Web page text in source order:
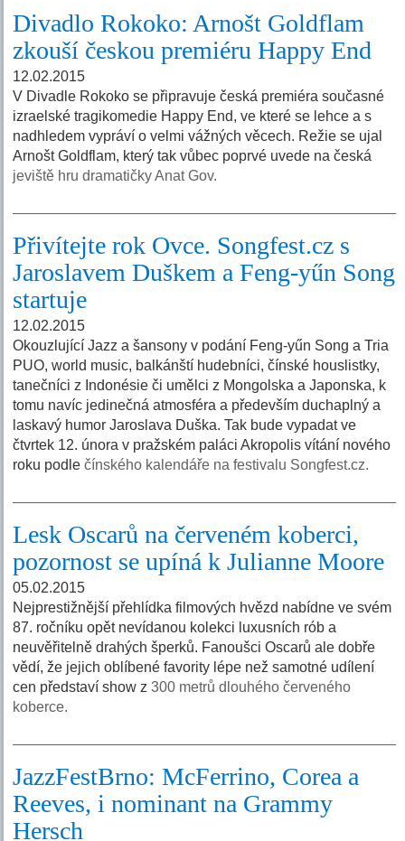
Divadlo Rokoko: Arnošt Goldflam
zkouší českou premiéru Happy End
12.02.2015
V Divadle Rokoko se připravuje česká premiéra současné
izraelské tragikomedie Happy End, ve které se lehce a s
nadhledem vypráví o velmi vážných věcech. Režie se ujal
Arnošt Goldflam, který tak vůbec poprvé uvede na česká
jeviště hru dramatičky Anat Gov.
Přivítejte rok Ovce. Songfest.cz s
Jaroslavem Duškem a Feng-yűn Song
startuje
12.02.2015
Okouzlující Jazz a šansony v podání Feng-yűn Song a Tria
PUO, world music, balkánští hudebníci, čínské houslistky,
tanečníci z Indonésie či umělci z Mongolska a Japonska, k
tomu navíc jedinečná atmosféra a především duchaplný a
laskavý humor Jaroslava Duška. Tak bude vypadat ve
čtvrtek 12. února v pražském paláci Akropolis vítání nového
roku podlečínského kalendáře na festivalu Songfest.cz.
Lesk Oscarů na červeném koberci,
pozornost se upíná k Julianne Moore
05.02.2015
Nejprestižnější přehlídka filmových hvězd nabídne ve svém
87. ročníku opět nevídanou kolekci luxusních rób a
neuvěřitelně drahých šperků. Fanoušci Oscarů ale dobře
vědí, že jejich oblíbené favority lépe než samotné udílení
cen představí show z300 metrů dlouhého červeného
koberce.
JazzFestBrno: McFerrino, Corea a
Reeves, i nominant na Grammy
Hersch